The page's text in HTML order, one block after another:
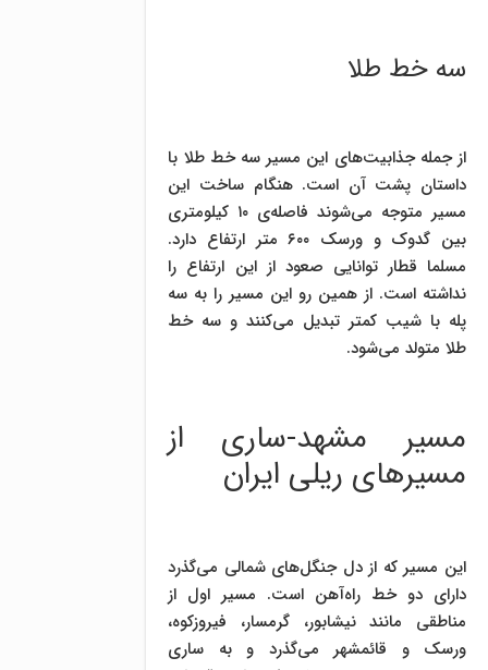
سه خط طلا
از جمله جذابیت‌های این مسیر سه خط طلا با
داستان پشت آن است. هنگام ساخت این
مسیر متوجه می‌شوند فاصله‌ی ۱۰ کیلومتری
بین گدوک و ورسک ۶۰۰ متر ارتفاع دارد.
مسلما قطار توانایی صعود از این ارتفاع را
نداشته است. از همین رو این مسیر را به سه
پله با شیب کمتر تبدیل می‌کنند و سه خط
طلا متولد می‌شود.
مسیر مشهد-ساری از
مسیرهای ریلی ایران
این مسیر که از دل جنگل‌های شمالی می‌گذرد
دارای دو خط راه‌آهن است. مسیر اول از
مناطقی مانند نیشابور، گرمسار، فیروزکوه،
ورسک و قائمشهر می‌گذرد و به ساری